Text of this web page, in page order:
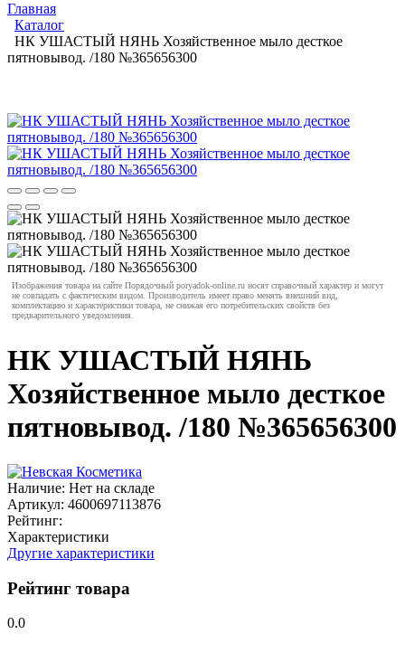
Главная
Каталог
НК УШАСТЫЙ НЯНЬ Хозяйственное мыло десткое
пятновывод. /180 №365656300
Изображения товара на сайте Порядочный poryadok-online.ru носят справочный характер и могут
не совпадать с фактическим видом. Производитель имеет право менять внешний вид,
комплектацию и характеристики товара, не снижая его потребительских свойств без
предварительного уведомления.
НК УШАСТЫЙ НЯНЬ
Хозяйственное мыло десткое
пятновывод. /180 №365656300
Наличие: Нет на складе
Артикул: 4600697113876
Рейтинг:
Характеристики
Другие характеристики
Рейтинг товара
0.0